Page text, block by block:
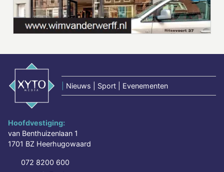
Nieuws | Sport | Evenementen
Hoofdvestiging:
van Benthuizenlaan 1
1701 BZ Heerhugowaard
072 8200 600